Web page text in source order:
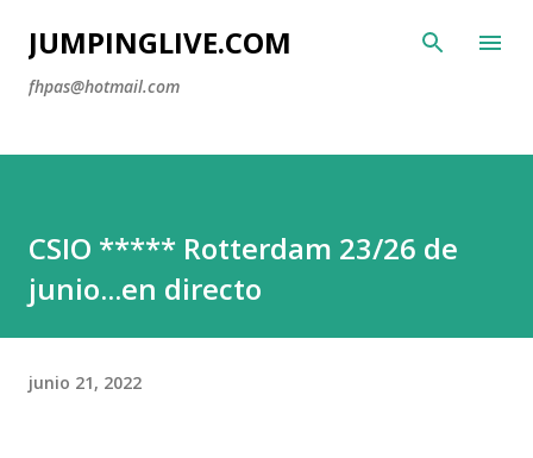
Ir al contenido principal
JUMPINGLIVE.COM
fhpas@hotmail.com
CSIO ***** Rotterdam 23/26 de
junio...en directo
junio 21, 2022